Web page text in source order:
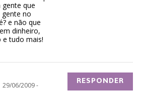
que
no
e não que
dinheiro,
e tudo mais!
29/06/2009 -
RESPONDER